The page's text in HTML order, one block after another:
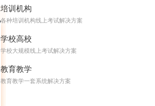
培训机构
各种培训机构线上考试解决方案
学校高校
学校大规模线上考试解决方案
教育教学
教育教学一套系统解决方案